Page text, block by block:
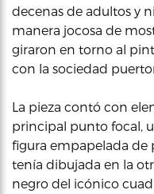
decenas de adultos y
manera jocosa de
giraron en torno al
con la sociedad
La pieza contó con
principal punto focal,
figura empapelada de
tenía dibujada en la
negro del icónico